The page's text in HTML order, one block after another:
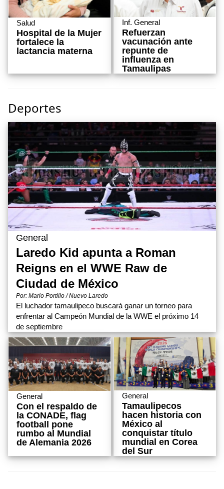
Salud
Hospital de la Mujer
fortalece la
lactancia materna
Inf. General
Refuerzan
vacunación ante
repunte de
influenza en
Tamaulipas
Deportes
General
Laredo Kid apunta a Roman
Reigns en el WWE Raw de
Ciudad de México
Por: Mario Portillo / Nuevo Laredo
El luchador tamaulipeco buscará ganar un torneo para
enfrentar al Campeón Mundial de la WWE el próximo 14
de septiembre
General
Con el respaldo de
la CONADE, flag
football pone
rumbo al Mundial
de Alemania 2026
General
Tamaulipecos
hacen historia con
México al
conquistar título
mundial en Corea
del Sur